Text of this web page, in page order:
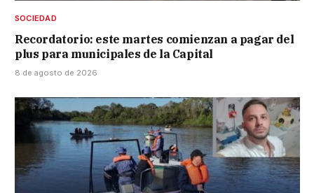
SOCIEDAD
Recordatorio: este martes comienzan a pagar del
plus para municipales de la Capital
8 de agosto de 2026